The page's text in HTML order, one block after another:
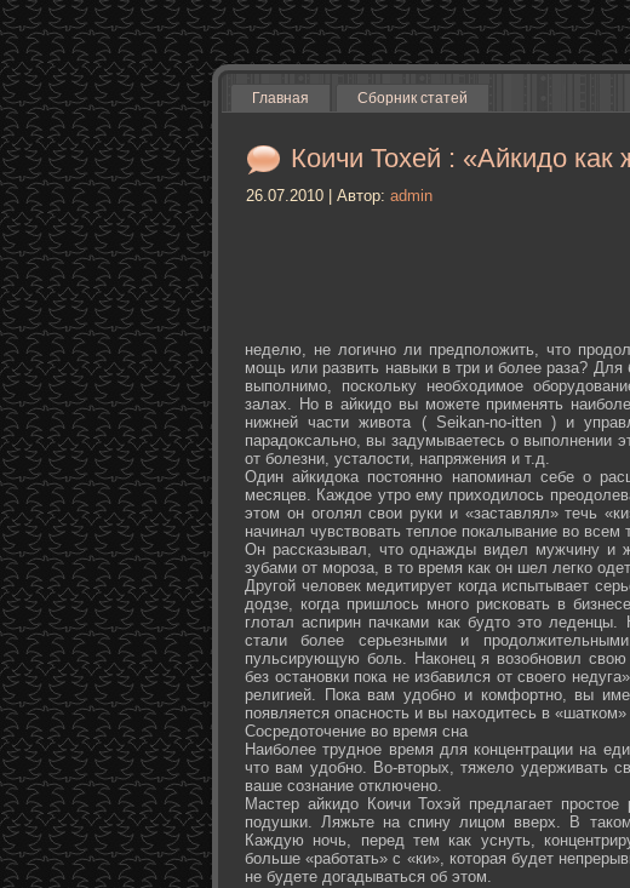
Главная Сборник статей
Коичи Тохей : «Айкидо как
26.07.2010 | Автор: admin
неделю, не логично ли предположить, что
мощь или развить навыки в три и более раза? Для
выполнимо, поскольку необходимое
залах. Но в айкидо вы можете применять
нижней части живота ( Seikan-­no-­itten ) и
парадоксально, вы задумываетесь о выполнении
от болезни, усталости, напряжения и т.д.
Один айкидока постоянно напоминал себе о
месяцев. Каждое утро ему приходилось
этом он оголял свои руки и «заставлял» течь
начинал чувствовать теплое покалывание во всем
Он рассказывал, что однажды видел мужчину и
зубами от мороза, в то время как он шел легко
Другой человек медитирует когда испытывает
додзе, когда пришлось много рисковать в
глотал аспирин пачками как будто это
стали более серьезными и
пульсирующую боль. Наконец я возобновил
без остановки пока не избавился от своего
религией. Пока вам удобно и комфортно, вы
появляется опасность и вы находитесь в
Сосредоточение во время сна
Наиболее трудное время для концентрации на
что вам удобно. Во-вторых, тяжело удерживать
ваше сознание отключено.
Мастер айкидо Коичи Тохэй предлагает
подушки. Ляжьте на спину лицом вверх. В
Каждую ночь, перед тем как уснуть,
больше «работать» с «ки», которая будет
не будете догадываться об этом.